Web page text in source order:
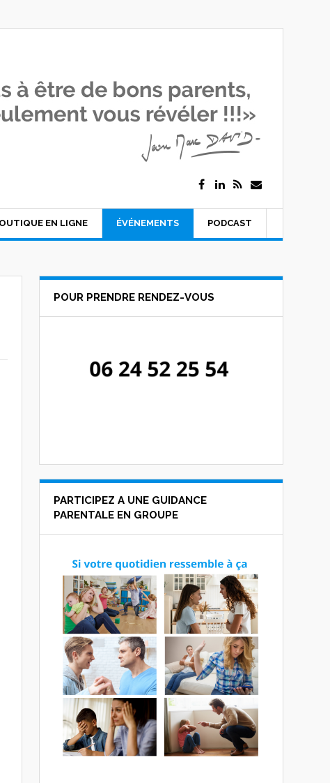
EN LIGNE ÉVÉNEMENTS PODCAST
POUR PRENDRE RENDEZ-VOUS
PARTICIPEZ A UNE GUIDANCE
PARENTALE EN GROUPE